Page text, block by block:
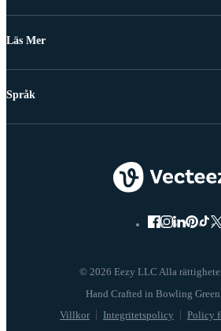
Läs Mer
© 2026 Eezy LLC Alla
Villkor Integritetspolicy Policy
Språk